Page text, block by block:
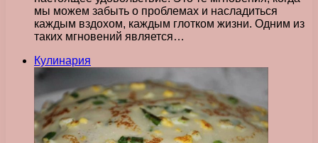
мы можем забыть о проблемах и насладиться
каждым вздохом, каждым глотком жизни. Одним из
таких мгновений является…
Кулинария